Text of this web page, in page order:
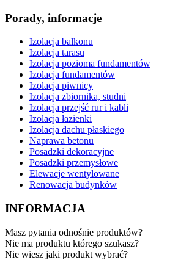
Porady, informacje
Izolacja balkonu
Izolacja tarasu
Izolacja pozioma fundamentów
Izolacja fundamentów
Izolacja piwnicy
Izolacja zbiornika, studni
Izolacja przejść rur i kabli
Izolacja łazienki
Izolacja dachu płaskiego
Naprawa betonu
Posadzki dekoracyjne
Posadzki przemysłowe
Elewacje wentylowane
Renowacja budynków
INFORMACJA
Masz pytania odnośnie produktów?
Nie ma produktu którego szukasz?
Nie wiesz jaki produkt wybrać?